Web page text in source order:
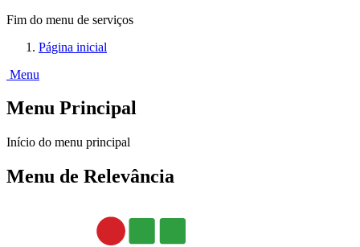
Fim do menu de serviços
Página inicial
Menu
Menu Principal
Início do menu principal
Menu de Relevância